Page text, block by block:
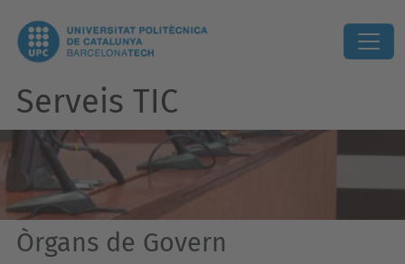
Serveis TIC
Òrgans de Govern